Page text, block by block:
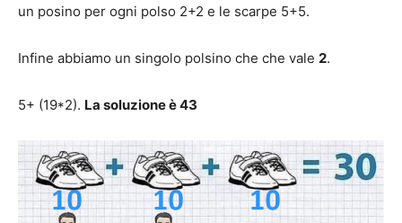
un posino per ogni polso 2+2 e le scarpe 5+5.
Infine abbiamo un singolo polsino che che vale 2.
5+ (19*2). La soluzione è 43